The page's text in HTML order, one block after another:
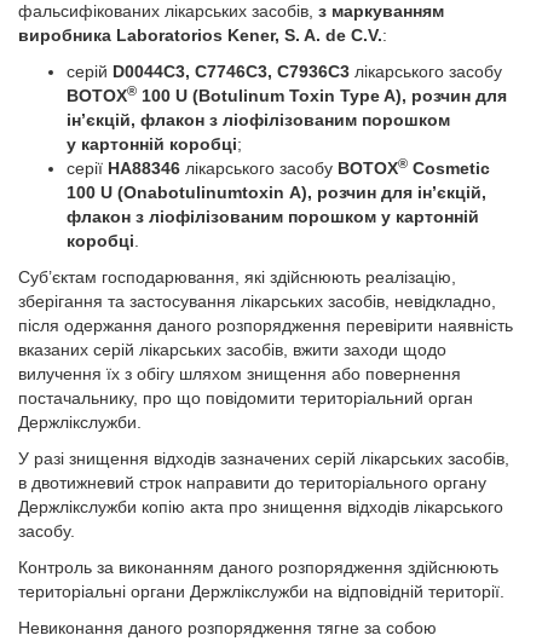
фальсифікованих лікарських засобів, з маркуванням
виробника Laboratorios Kener, S. A. de C.V.:
серій D0044C3, C7746C3, C7936C3 лікарського засобу
BOTOX® 100 U (Botulinum Toxin Type A), розчин для
ін’єкцій, флакон з ліофілізованим порошком
у картонній коробці;
серії HA88346 лікарського засобу BOTOX® Cosmetic
100 U (Onabotulinumtoxin A), розчин для ін’єкцій,
флакон з ліофілізованим порошком у картонній
коробці
Суб’єктам господарювання, які здійснюють реалізацію,
зберігання та застосування лікарських засобів, невідкладно,
після одержання даного розпорядження перевірити наявність
вказаних серій лікарських засобів, вжити заходи щодо
вилучення їх з обігу шляхом знищення або повернення
постачальнику, про що повідомити територіальний орган
Держлікслужби.
У разі знищення відходів зазначених серій лікарських засобів,
в двотижневий строк направити до територіального органу
Держлікслужби копію акта про знищення відходів лікарського
засобу.
Контроль за виконанням даного розпорядження здійснюють
територіальні органи Держлікслужби на відповідній території.
Невиконання даного розпорядження тягне за собою